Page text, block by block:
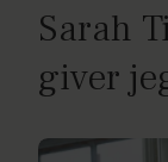
Sarah
giver